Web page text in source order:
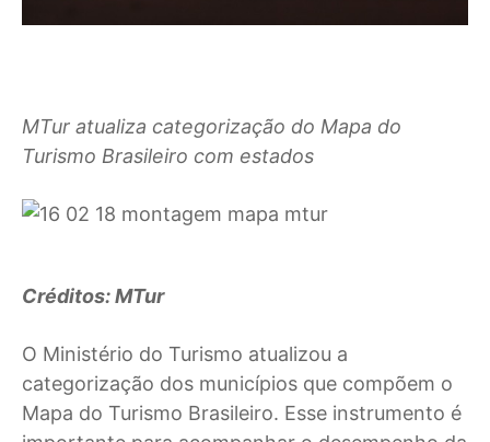
MTur atualiza categorização do Mapa do
Turismo Brasileiro com estados
Créditos: MTur
O Ministério do Turismo atualizou a
categorização dos municípios que compõem o
Mapa do Turismo Brasileiro. Esse instrumento é